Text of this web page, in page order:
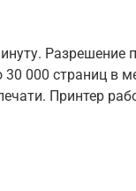
30 000 страниц в
Принтер